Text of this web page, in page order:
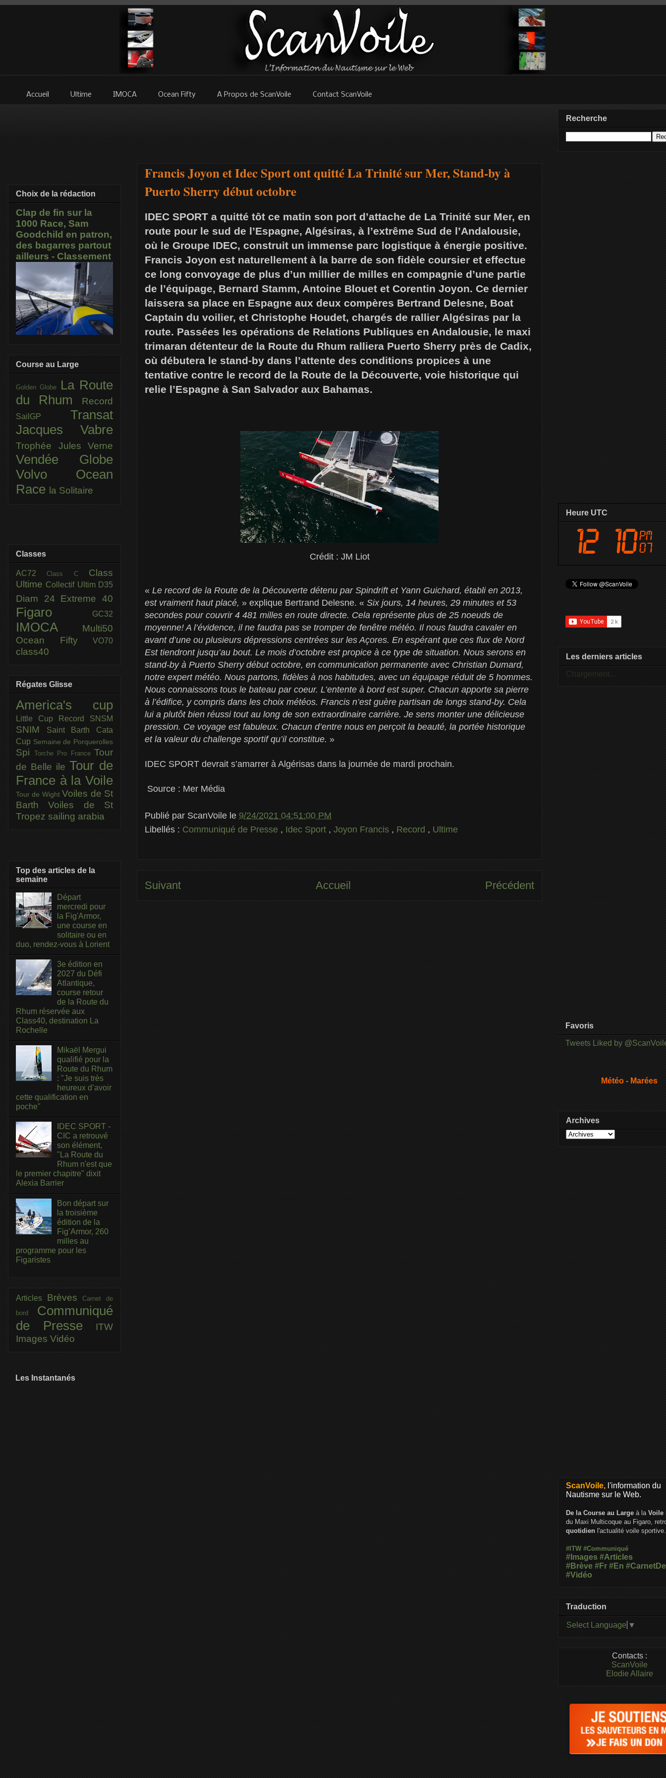
Accueil Ultime IMOCA Ocean Fifty A Propos de ScanVoile Contact ScanVoile
Francis Joyon et Idec Sport ont quitté La Trinité sur Mer, Stand-by à
Puerto Sherry début octobre
IDEC SPORT a quitté tôt ce matin son port d’attache de La Trinité sur Mer, en
route pour le sud de l’Espagne, Algésiras, à l’extrême Sud de l’Andalousie,
où le Groupe IDEC, construit un immense parc logistique à énergie positive.
Francis Joyon est naturellement à la barre de son fidèle coursier et effectue
ce long convoyage de plus d’un millier de milles en compagnie d’une partie
de l’équipage, Bernard Stamm, Antoine Blouet et Corentin Joyon. Ce dernier
laissera sa place en Espagne aux deux compères Bertrand Delesne, Boat
Captain du voilier, et Christophe Houdet, chargés de rallier Algésiras par la
route. Passées les opérations de Relations Publiques en Andalousie, le maxi
trimaran détenteur de la Route du Rhum ralliera Puerto Sherry près de Cadix,
où débutera le stand-by dans l’attente des conditions propices à une
tentative contre le record de la Route de la Découverte, voie historique qui
relie l’Espagne à San Salvador aux Bahamas.
Crédit : JM Liot
« Le record de la Route de la Découverte détenu par Spindrift et Yann Guichard, établi en 2013,
est vraiment haut placé, » explique Bertrand Delesne. « Six jours, 14 heures, 29 minutes et 53
secondes pour couvrir 4 481 milles en route directe. Cela représente plus de 25 noeuds de
moyenne! A l’évidence, il ne faudra pas se tromper de fenêtre météo. Il nous faudra cavaler en
avant d’une ou plusieurs dépressions centrées sur les Açores. En espérant que ces flux de Nord
Est tiendront jusqu’au bout. Le mois d’octobre est propice à ce type de situation. Nous serons en
stand-by à Puerto Sherry début octobre, en communication permanente avec Christian Dumard,
notre expert météo. Nous partons, fidèles à nos habitudes, avec un équipage réduit de 5 hommes.
Nous connaissons tous le bateau par coeur. L’entente à bord est super. Chacun apporte sa pierre
à l’édifice, y compris dans les choix météos. Francis n’est guère partisan de longs stand-by. Cela
lui a plutôt bien réussi tout au long de son extraordinaire carrière. Je sens monter une délicieuse
pression. Ce voyage est fabuleux. Chacun d’entre nous en perçoit la beauté, la portée historique
et la valeur du challenge sportif qu’il constitue. »
IDEC SPORT devrait s’amarrer à Algérisas dans la journée de mardi prochain.
Source : Mer Média
Publié par ScanVoile le 9/24/2021 04:51:00 PM
Libellés : Communiqué de Presse , Idec Sport , Joyon Francis , Record , Ultime
Suivant Précédent
Accueil
Choix de la rédaction
Clap de fin sur la
1000 Race, Sam
Goodchild en patron,
des bagarres partout
ailleurs - Classement
Course au Large
Golden Globe
La Route
du Rhum
Record
SailGP Transat
Jacques Vabre
Trophée Jules Verne
Vendée Globe
Volvo Ocean
Race la Solitaire
Classes
AC72Class C Class
Ultime Collectif Ultim D35
Diam 24 Extreme 40
Figaro GC32
IMOCA
Multi50
Ocean Fifty
VO70
class40
Régates Glisse
America's cup
Little Cup Record SNSM
SNIM
Saint Barth Cata
Cup Semaine de Porquerolles
Spi Torche Pro France Tour
de Belle ile Tour de
France à la Voile
Tour de Wight Voiles de St
BarthVoiles de St
Tropez sailing arabia
Top des articles de la
semaine
Départ
mercredi pour
la Fig'Armor,
une course en
solitaire ou en
duo, rendez-vous à Lorient
3e édition en
2027 du Défi
Atlantique,
course retour
de la Route du
Rhum réservée aux
Class40, destination La
Rochelle
Mikaël Mergui
qualifié pour la
Route du Rhum
: "Je suis très
heureux d’avoir
cette qualification en
poche"
IDEC SPORT -
CIC a retrouvé
son élément,
"La Route du
Rhum n'est que
le premier chapitre" dixit
Alexia Barrier
Bon départ sur
la troisième
édition de la
Fig’Armor, 260
milles au
programme pour les
Figaristes
Articles BrèvesCarnet de
bord Communiqué
de Presse
ITW
Images Vidéo
Les Instantanés
Recherche
Heure UTC
Les derniers articles
Chargement...
Favoris
Tweets Liked by
Météo - Marées
Archives
ScanVoile, l'information du
Nautisme sur le Web.
De la Course au Large à la Voile
du Maxi Multicoque au Figaro,
quotidien l'actualité voile sportive.
#ITW #Communiqué
#Images #Articles
#Brève #Fr #En
#Vidéo
Traduction
Select Language ▼
Contacts :
ScanVoile
Elodie Allaire